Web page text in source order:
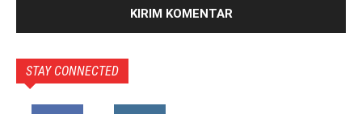
STAY CONNECTED